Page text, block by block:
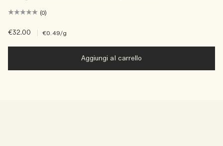
(0)
€32.00 €0.49/g
Aggiungi al carrello